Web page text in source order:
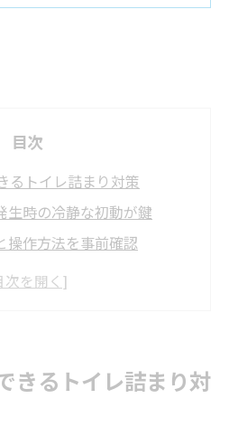
目次
るトイレ詰まり対策
生時の冷静な初動が鍵
操作方法を事前確認
トイレ詰まりを安全に解消
きるトイレ詰まり対